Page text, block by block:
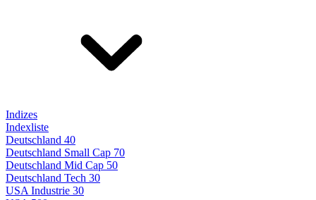
Indizes
Indexliste
Deutschland 40
Deutschland Small Cap 70
Deutschland Mid Cap 50
Deutschland Tech 30
USA Industrie 30